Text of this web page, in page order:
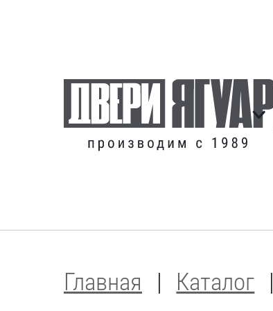
Главная Каталог